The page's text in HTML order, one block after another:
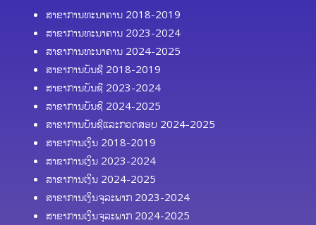
ສາຂາການທະນາຄານ 2018-2019
ສາຂາການທະນາຄານ 2023-2024
ສາຂາການທະນາຄານ 2024-2025
ສາຂາການບັນຊີ 2018-2019
ສາຂາການບັນຊີ 2023-2024
ສາຂາການບັນຊີ 2024-2025
ສາຂາການບັນຊີແລະກວດສອບ 2024-2025
ສາຂາການເງິນ 2018-2019
ສາຂາການເງິນ 2023-2024
ສາຂາການເງິນ 2024-2025
ສາຂາການເງິນຈຸລະພາກ 2023-2024
ສາຂາການເງິນຈຸລະພາກ 2024-2025